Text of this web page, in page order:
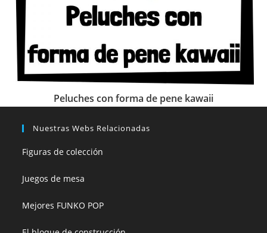
Peluches con forma de pene kawaii
Nuestras Webs Relacionadas
Figuras de colección
Juegos de mesa
Mejores FUNKO POP